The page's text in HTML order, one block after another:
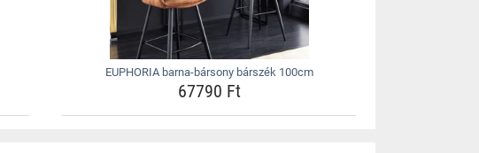
EUPHORIA barna-bársony bárszék 100cm
67790 Ft